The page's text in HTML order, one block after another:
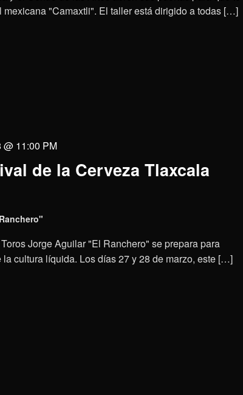
mexicana "Camaxtli". El taller está dirigido a todas […]
de la Cerveza Tlaxcala
@ 11:00 PM
Jorge Aguilar "El Ranchero" se prepara para
cultura líquida. Los días 27 y 28 de marzo, este […]